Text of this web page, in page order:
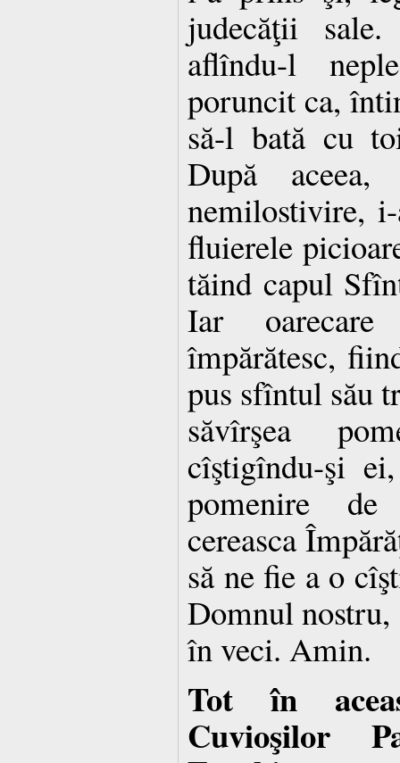
judecăţii
aflîndu-l
poruncit ca,
să-l bată cu
După
nemilostivire,
fluierele
tăind capul
Iar
împărătesc,
pus sfîntul său
săvîrşea
cîştigîndu-şi
pomenire
cereasca
să ne fie a o
Domnul nostru,
în veci. Amin.
Tot în
Cuvioşilor